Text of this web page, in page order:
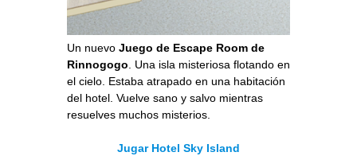
Un nuevo Juego de Escape Room de
Rinnogogo. Una isla misteriosa flotando en
el cielo. Estaba atrapado en una habitación
del hotel. Vuelve sano y salvo mientras
resuelves muchos misterios.
Jugar Hotel Sky Island